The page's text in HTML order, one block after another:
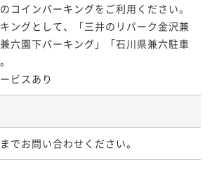
コインパーキングをご利用ください。
ングとして、「三井のリパーク金沢兼
六園下パーキング」「石川県兼六駐車
ビスあり
でお問い合わせください。